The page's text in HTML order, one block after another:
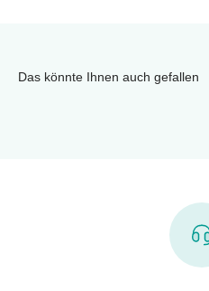
Das könnte Ihnen auch gefallen